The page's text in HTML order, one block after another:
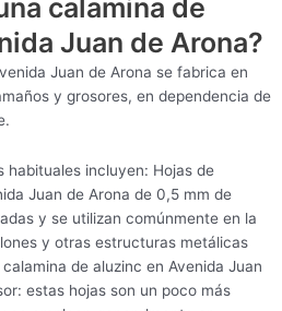
calamina de
Juan de Arona?
Juan de Arona se fabrica en
y grosores, en dependencia de
habituales incluyen: Hojas de
Juan de Arona de 0,5 mm de
y se utilizan comúnmente en la
y otras estructuras metálicas
de aluzinc en Avenida Juan
estas hojas son un poco más